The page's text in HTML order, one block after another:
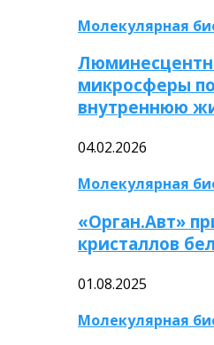
Молекулярная
микросферы
внутреннюю
04.02.2026
Молекулярная
«Орган.Авт»
кристаллов
01.08.2025
Молекулярная